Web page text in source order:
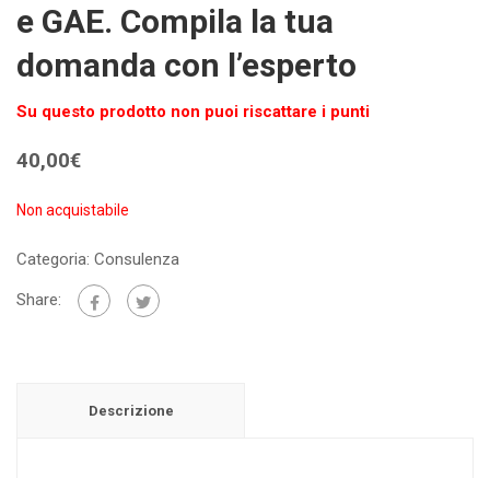
e GAE. Compila la tua
domanda con l’esperto
Su questo prodotto non puoi riscattare i punti
40,00€
Non acquistabile
Categoria: Consulenza
Share:
Descrizione